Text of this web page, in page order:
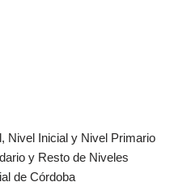
Nivel Inicial y Nivel Primario
y Resto de Niveles
de Córdoba